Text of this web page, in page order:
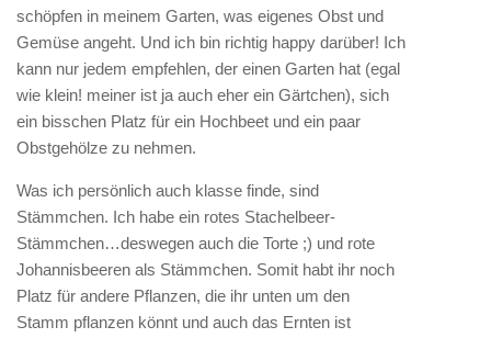
schöpfen in meinem Garten, was eigenes Obst und
Gemüse angeht. Und ich bin richtig happy darüber! Ich
kann nur jedem empfehlen, der einen Garten hat (egal
wie klein! meiner ist ja auch eher ein Gärtchen), sich
ein bisschen Platz für ein Hochbeet und ein paar
Obstgehölze zu nehmen.
Was ich persönlich auch klasse finde, sind
Stämmchen. Ich habe ein rotes Stachelbeer-
Stämmchen…deswegen auch die Torte ;) und rote
Johannisbeeren als Stämmchen. Somit habt ihr noch
Platz für andere Pflanzen, die ihr unten um den
Stamm pflanzen könnt und auch das Ernten ist